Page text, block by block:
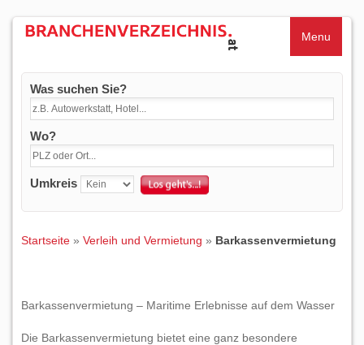
Menu
Was suchen Sie?
Wo?
Umkreis
Startseite » Verleih und Vermietung » Barkassenvermietung
Barkassenvermietung – Maritime Erlebnisse auf dem Wasser
Die Barkassenvermietung bietet eine ganz besondere